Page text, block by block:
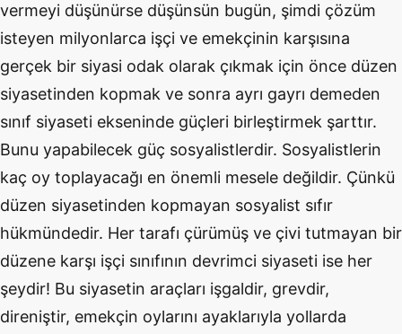
vermeyi düşünürse düşünsün bugün, şimdi çözüm
isteyen milyonlarca işçi ve emekçinin karşısına
gerçek bir siyasi odak olarak çıkmak için önce düzen
siyasetinden kopmak ve sonra ayrı gayrı demeden
sınıf siyaseti ekseninde güçleri birleştirmek şarttır.
Bunu yapabilecek güç sosyalistlerdir. Sosyalistlerin
kaç oy toplayacağı en önemli mesele değildir. Çünkü
düzen siyasetinden kopmayan sosyalist sıfır
hükmündedir. Her tarafı çürümüş ve çivi tutmayan bir
düzene karşı işçi sınıfının devrimci siyaseti ise her
şeydir! Bu siyasetin araçları işgaldir, grevdir,
direniştir, emekçin oylarını ayaklarıyla yollarda